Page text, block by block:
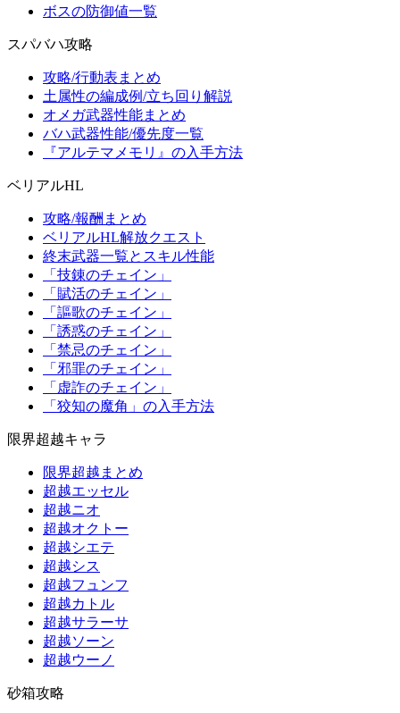
ボスの防御値一覧
スパバハ攻略
攻略/行動表まとめ
土属性の編成例/立ち回り解説
オメガ武器性能まとめ
バハ武器性能/優先度一覧
『アルテマメモリ』の入手方法
ベリアルHL
攻略/報酬まとめ
ベリアルHL解放クエスト
終末武器一覧とスキル性能
「技錬のチェイン」
「賦活のチェイン」
「謳歌のチェイン」
「誘惑のチェイン」
「禁忌のチェイン」
「邪罪のチェイン」
「虚詐のチェイン」
「狡知の魔角」の入手方法
限界超越キャラ
限界超越まとめ
超越エッセル
超越ニオ
超越オクトー
超越シエテ
超越シス
超越フュンフ
超越カトル
超越サラーサ
超越ソーン
超越ウーノ
砂箱攻略